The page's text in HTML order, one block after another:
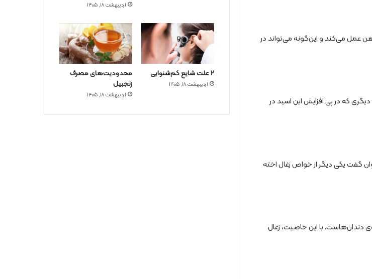
عمل می‌کند و این‌گونه می‌تواند در
که در پی افزایش این اسید در
گفت یکی دیگر از خواص زغال اخته
دندان‌هاست. با این خاصیت، زغال
اردیبهشت ۱۸, ۱۴۰۵
۲ علت شایع‌ کم‌شنوایی
اردیبهشت ۱۸, ۱۴۰۵
محدودیت‌های مصرف
زنجبیل
اردیبهشت ۱۸, ۱۴۰۵